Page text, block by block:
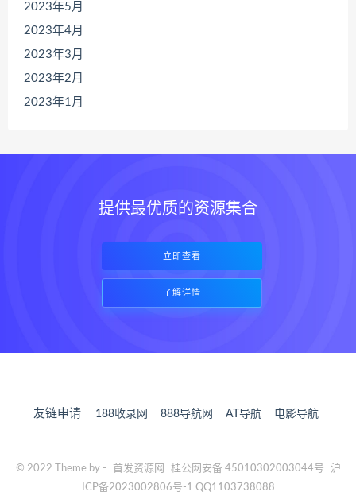
2023年5月
2023年4月
2023年3月
2023年2月
2023年1月
提供最优质的资源集合
立即查看
了解详情
友链申请 188收录网 888导航网 AT导航 电影导航
© 2022 Theme by - 首发资源网 桂公网安备 45010302003044号
沪
ICP备2023002806号-1 QQ1103738088